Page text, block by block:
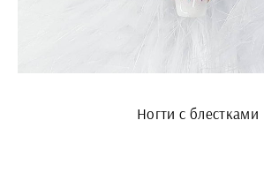
Ногти с блестками